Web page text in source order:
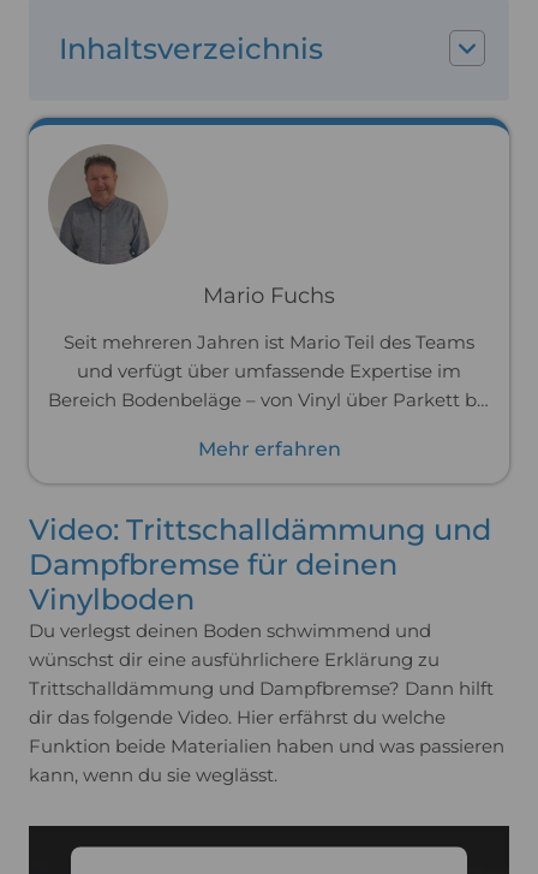
Inhaltsverzeichnis
Mario Fuchs
Seit mehreren Jahren ist Mario Teil des Teams
und verfügt über umfassende Expertise im
Bereich Bodenbeläge – von Vinyl über Parkett bis
und hat Böden professionell verlegt. Dank dieser
praktischen Erfahrung kennt er die Materialien
und ihre Verarbeitung bis ins Detail und kann
dich passgenau und praxisnah beraten.
Mehr erfahren
Video: Trittschalldämmung und
Dampfbremse für deinen
Vinylboden
Du verlegst deinen Boden schwimmend und
wünschst dir eine ausführlichere Erklärung zu
Trittschalldämmung und Dampfbremse? Dann hilft
dir das folgende Video. Hier erfährst du welche
Funktion beide Materialien haben und was passieren
kann, wenn du sie weglässt.